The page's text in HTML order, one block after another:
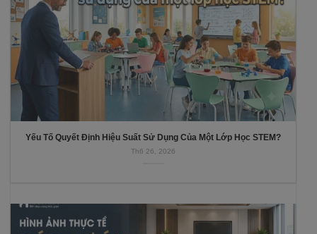
Yếu Tố Quyết Định Hiệu Suất Sử Dụng Của Một Lớp Học STEM?
Th6 26, 2026